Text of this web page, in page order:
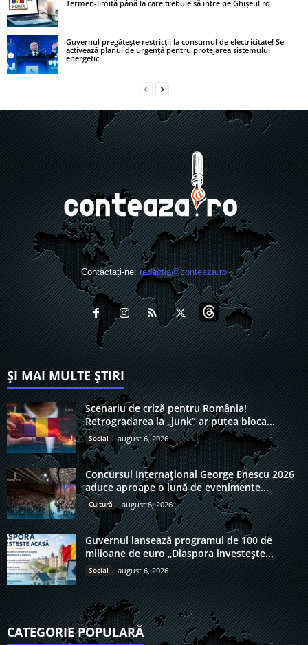
Termen-limită până la care trebuie să intre pe Ghișeul.ro
Guvernul pregătește restricții la consumul de electricitate! Se
activează planul de urgență pentru protejarea sistemului
energetic
Contactați-ne:redactia@conteaza.ro
ȘI MAI MULTE ȘTIRI
Scenariu de criză pentru România!
Retrogradarea la „junk” ar putea bloca...
Social august 6, 2026
Concursul Internațional George Enescu 2026
aduce aproape o lună de evenimente...
Cultură august 6, 2026
Guvernul lansează programul de 100 de
milioane de euro „Diaspora investește...
Social august 6, 2026
CATEGORIE POPULARĂ